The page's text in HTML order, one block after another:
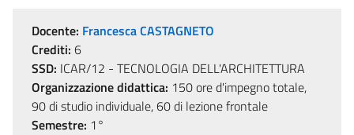
Docente: Francesca CASTAGNETO
Crediti: 6
SSD: ICAR/12 - TECNOLOGIA DELL'ARCHITETTURA
Organizzazione didattica: 150 ore d'impegno totale,
90 di studio individuale, 60 di lezione frontale
Semestre: 1°